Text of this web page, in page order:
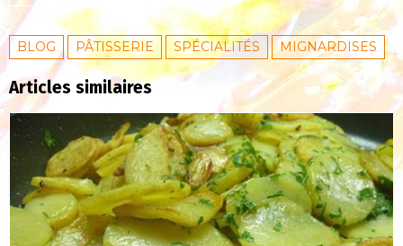
BLOG PÂTISSERIE SPÉCIALITÉS MIGNARDISES
Articles similaires